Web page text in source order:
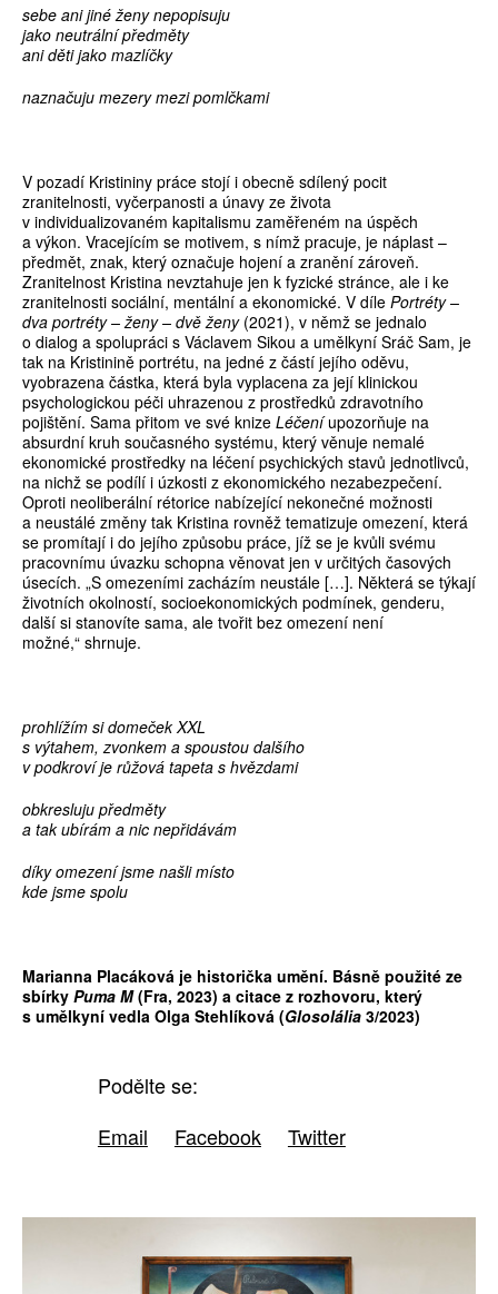
sebe ani jiné ženy nepopisuju
jako neutrální předměty
ani děti jako mazlíčky
naznačuju mezery mezi pomlčkami
V pozadí Kristininy práce stojí i obecně sdílený pocit
zranitelnosti, vyčerpanosti a únavy ze života
v individualizovaném kapitalismu zaměřeném na úspěch
a výkon. Vracejícím se motivem, s nímž pracuje, je náplast –
předmět, znak, který označuje hojení a zranění zároveň.
Zranitelnost Kristina nevztahuje jen k fyzické stránce, ale i ke
zranitelnosti sociální, mentální a ekonomické. V díle Portréty –
dva portréty – ženy – dvě ženy(2021), v němž se jednalo
o dialog a spolupráci s Václavem Sikou a umělkyní Sráč Sam, je
tak na Kristinině portrétu, na jedné z částí jejího oděvu,
vyobrazena částka, která byla vyplacena za její klinickou
psychologickou péči uhrazenou z prostředků zdravotního
pojištění. Sama přitom ve své knize Léčeníupozorňuje na
absurdní kruh současného systému, který věnuje nemalé
ekonomické prostředky na léčení psychických stavů jednotlivců,
na nichž se podílí i úzkosti z ekonomického nezabezpečení.
Oproti neoliberální rétorice nabízející nekonečné možnosti
a neustálé změny tak Kristina rovněž tematizuje omezení, která
se promítají i do jejího způsobu práce, jíž se je kvůli svému
pracovnímu úvazku schopna věnovat jen v určitých časových
úsecích. „S omezeními zacházím neustále […]. Některá se týkají
životních okolností, socioekonomických podmínek, genderu,
další si stanovíte sama, ale tvořit bez omezení není
možné,“ shrnuje.
prohlížím si domeček XXL
s výtahem, zvonkem a spoustou dalšího
v podkroví je růžová tapeta s hvězdami
obkresluju předměty
a tak ubírám a nic nepřidávám
díky omezení jsme našli místo
kde jsme spolu
Marianna Placáková je historička umění. Básně použité ze
sbírky Puma M(Fra, 2023) a citace z rozhovoru, který
s umělkyní vedla Olga Stehlíková (Glosolália 3/2023)
Podělte se:
Email
Facebook Twitter